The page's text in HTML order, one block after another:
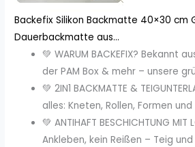
Backefix Silikon Backmatte 40×30 cm
Dauerbackmatte aus...
💚 WARUM BACKEFIX? Bekannt
der PAM Box & mehr – unsere
💚 2IN1 BACKMATTE &
alles: Kneten, Rollen, Formen und
💚 ANTIHAFT BESCHICHTUNG MIT
Ankleben, kein Reißen – Teig und